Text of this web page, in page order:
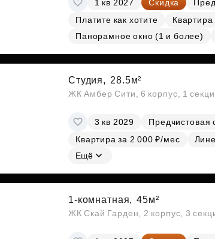
Субсидии
1 кв 2027 Скидка
Платите как хотите
Панорамное окно (1 и более)
Студия, 28.5м²
ЖК Амбер Сити, 6 корпус, 1
3 кв 2029 Предчистовая
Квартира за 2 000 ₽/мес
Ещё
1-комнатная, 45м²
ЖК Скай Гарден, 2 корпус, 3